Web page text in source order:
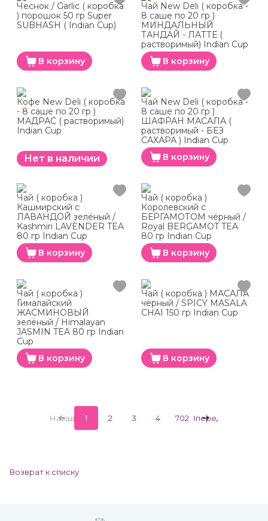
Чеснок / Garlic ( коробка
) порошок 50 гр Super
SUBHASH ( Indian Cup)
В корзину
Чай New Deli ( коробка -
8 саше по 20 гр )
МИНДАЛЬНЫЙ
ТАНДАЙ - ЛАТТЕ (
растворимый) Indian Cup
В корзину
Кофе New Deli ( коробка
- 8 саше по 20 гр )
МАДРАС ( растворимый)
Indian Cup
Нет в наличии
Чай New Deli ( коробка -
8 саше по 20 гр )
ШАФРАН МАСАЛА (
растворимый - БЕЗ
САХАРА ) Indian Cup
В корзину
Чай ( коробка )
Кашмирский с
ЛАВАНДОЙ зелёный /
Kashmiri LAVENDER TEA
80 гр Indian Cup
В корзину
Чай ( коробка )
Королевский с
БЕРГАМОТОМ чёрный /
Royal BERGAMOT TEA
80 гр Indian Cup
В корзину
Чай ( коробка )
Гималайский
ЖАСМИНОВЫЙ
зелёный / Himalayan
JASMIN TEA 80 гр Indian
Cup
В корзину
Чай ( коробка ) МАСАЛА
чёрный / SPICY MASALA
CHAI 150 гр Indian Cup
В корзину
Назад 1 2 3 4 702 Вперед
Возврат к списку